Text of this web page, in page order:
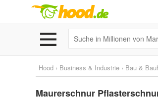
Hood › Business & Industrie › Bau &
Maurerschnur